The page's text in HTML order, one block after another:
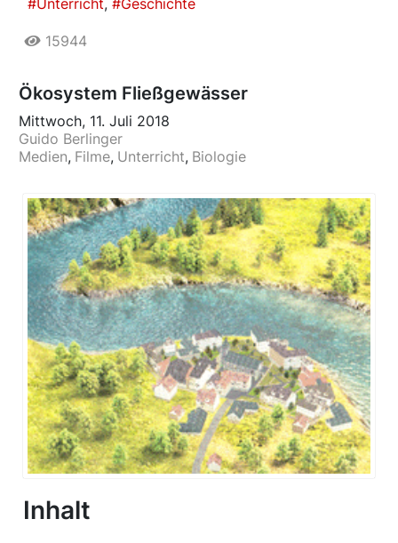
15944
Ökosystem Fließgewässer
Mittwoch, 11. Juli 2018
Guido Berlinger
Medien Filme Unterricht Biologie
Inhalt